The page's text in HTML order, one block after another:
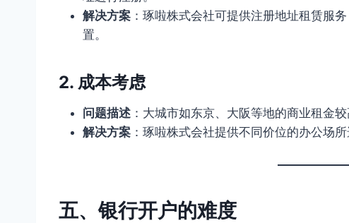
解决方案 ：琢啦株式会社可提供注册地址租赁服
置。
2. 成本考虑
问题描述 ：大城市如东京、大阪等地的商业租金
解决方案 ：琢啦株式会社提供不同价位的办公场
五、银行开户的难度